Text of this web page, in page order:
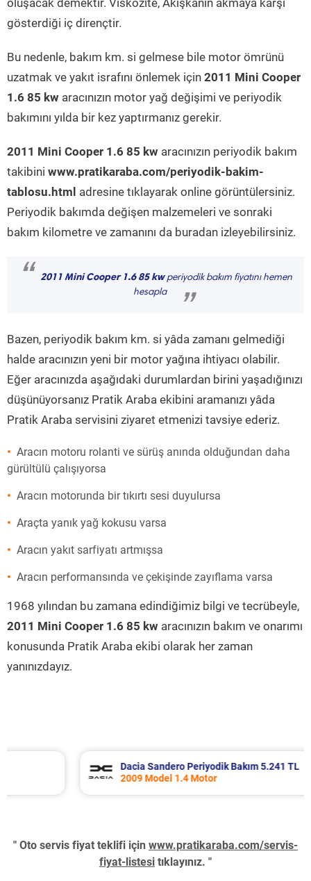
oluşacak demektir. Viskozite, Akışkanın akmaya karşı
gösterdiği iç dirençtir.
Bu nedenle, bakım km. si gelmese bile motor ömrünü
uzatmak ve yakıt israfını önlemek için 2011 Mini Cooper
1.6 85 kw aracınızın motor yağ değişimi ve periyodik
bakımını yılda bir kez yaptırmanız gerekir.
2011 Mini Cooper 1.6 85 kw aracınızın periyodik bakım
takibini www.pratikaraba.com/periyodik-bakim-
tablosu.html adresine tıklayarak online görüntülersiniz.
Periyodik bakımda değişen malzemeleri ve sonraki
bakım kilometre ve zamanını da buradan izleyebilirsiniz.
“ 2011 Mini Cooper 1.6 85 kwperiyodik bakım fiyatını hemen
hesapla
”
Bazen, periyodik bakım km. si yâda zamanı gelmediği
halde aracınızın yeni bir motor yağına ihtiyacı olabilir.
Eğer aracınızda aşağıdaki durumlardan birini yaşadığınızı
düşünüyorsanız Pratik Araba ekibini aramanızı yâda
Pratik Araba servisini ziyaret etmenizi tavsiye ederiz.
Aracın motoru rolanti ve sürüş anında olduğundan daha
gürültülü çalışıyorsa
Aracın motorunda bir tıkırtı sesi duyulursa
Araçta yanık yağ kokusu varsa
Aracın yakıt sarfiyatı artmışsa
Aracın performansında ve çekişinde zayıflama varsa
1968 yılından bu zamana edindiğimiz bilgi ve tecrübeyle,
2011 Mini Cooper 1.6 85 kw aracınızın bakım ve onarımı
konusunda Pratik Araba ekibi olarak her zaman
yanınızdayız.
Dacia Sandero Periyodik Bakım 5.241 TL
2009 Model 1.4 Motor
" Oto servis fiyat teklifi için www.pratikaraba.com/servis-
fiyat-listesi tıklayınız. "